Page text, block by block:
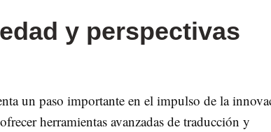
y perspectivas
un paso importante en el impulso de la
herramientas avanzadas de traducción y